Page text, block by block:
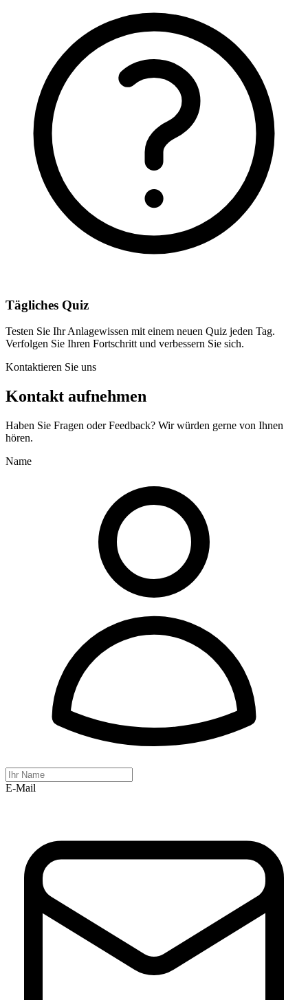
Tägliches Quiz
Testen Sie Ihr Anlagewissen mit einem neuen Quiz jeden Tag.
Verfolgen Sie Ihren Fortschritt und verbessern Sie sich.
Kontaktieren Sie uns
Kontakt aufnehmen
Haben Sie Fragen oder Feedback? Wir würden gerne von Ihnen
hören.
Name
E-Mail